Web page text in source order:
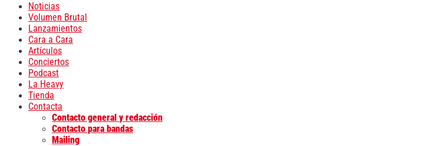
Noticias
Volumen Brutal
Lanzamientos
Cara a Cara
Artículos
Conciertos
Podcast
La Heavy
Tienda
Contacta
Contacto general y redacción
Contacto para bandas
Mailing